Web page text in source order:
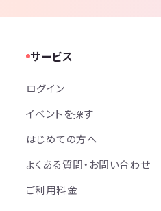
サービス
ログイン
イベントを探す
はじめての方へ
よくある質問・お問い合わせ
ご利用料金